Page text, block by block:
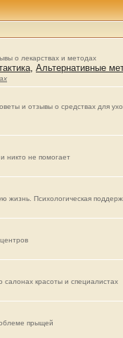
о лекарствах и методах
, Альтернативные
и отзывы о средствах для
никто не помогает
жизнь. Психологическая
салонах красоты и специалистах
прыщей